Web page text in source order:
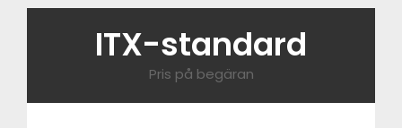
ITX-standard
Pris på begäran​